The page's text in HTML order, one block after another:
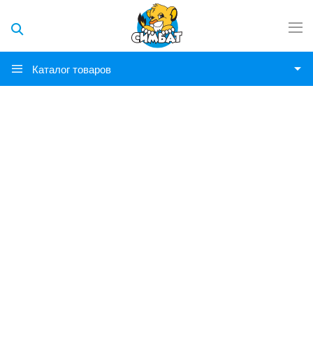
Каталог товаров